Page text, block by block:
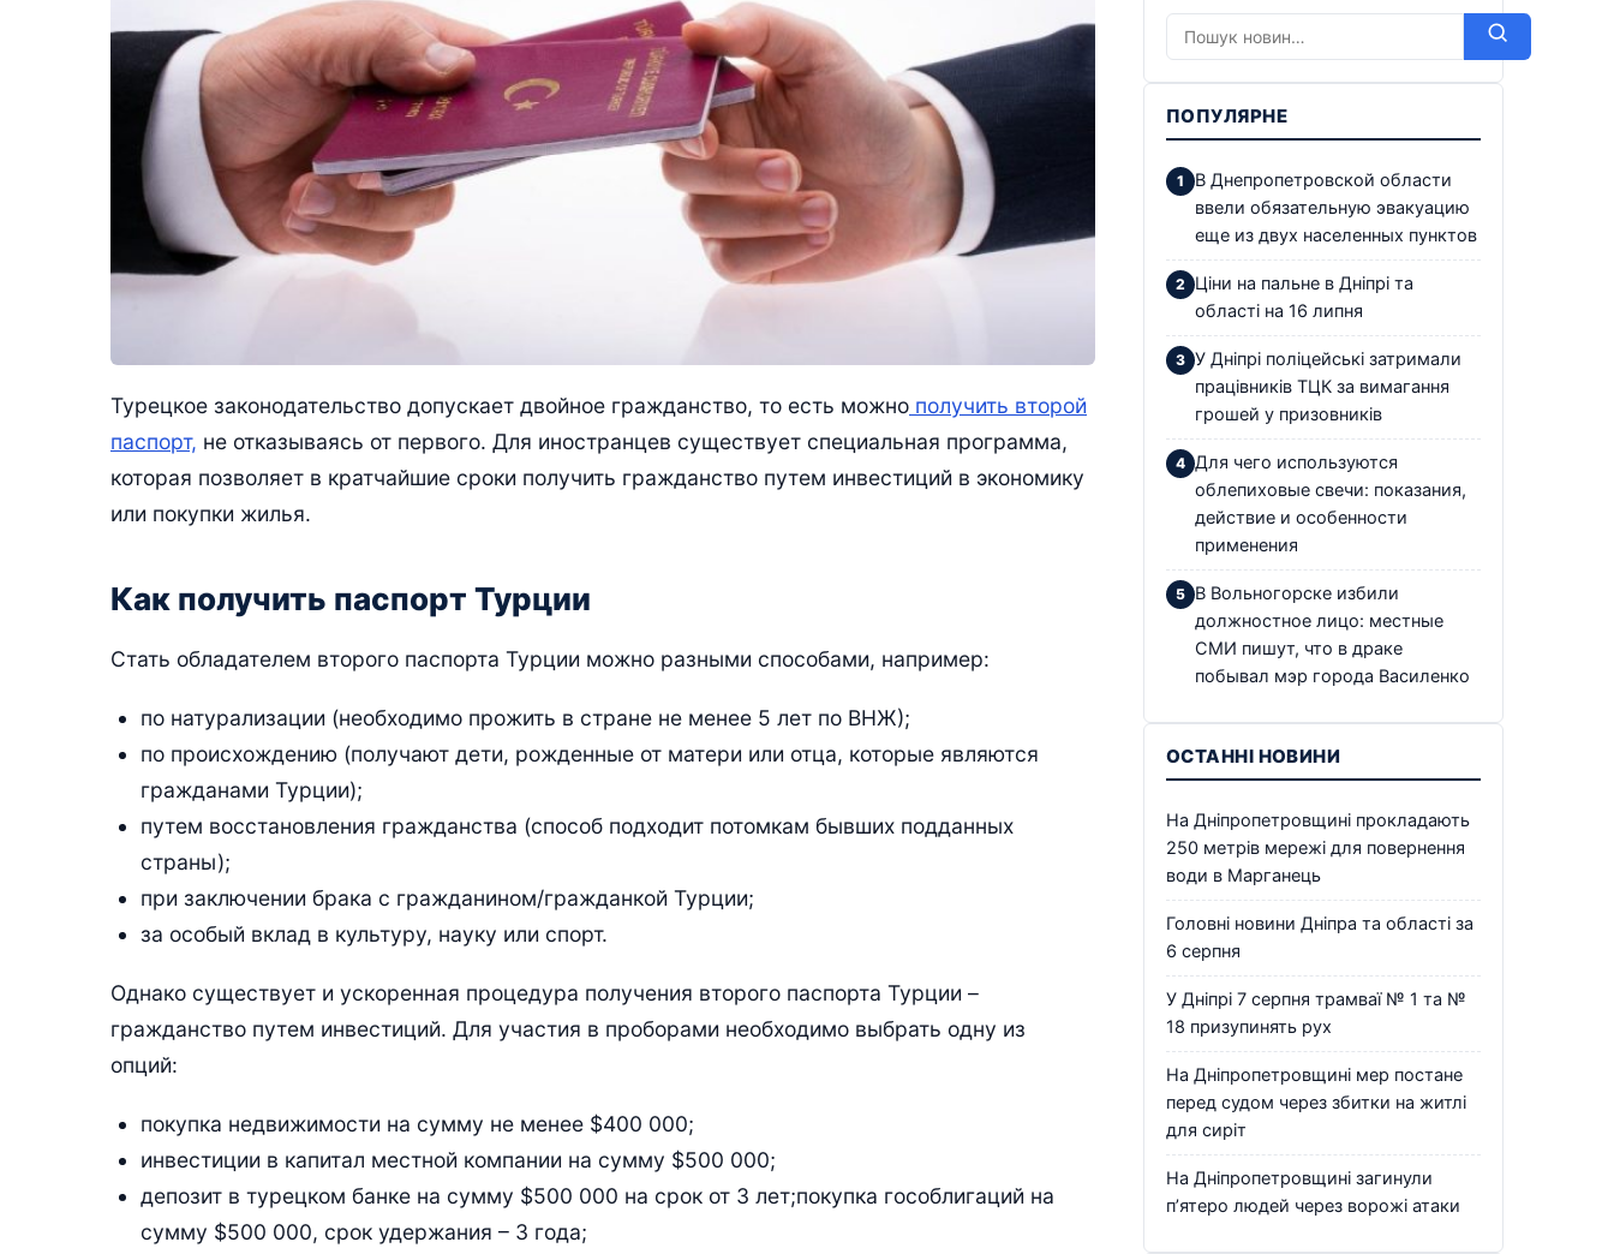
Турецкое законодательство допускает двойное гражданство, то есть можно получить второй
паспорт, не отказываясь от первого. Для иностранцев существует специальная программа,
которая позволяет в кратчайшие сроки получить гражданство путем инвестиций в экономику
или покупки жилья.
Как получить паспорт Турции
Стать обладателем второго паспорта Турции можно разными способами, например:
по натурализации (необходимо прожить в стране не менее 5 лет по ВНЖ);
по происхождению (получают дети, рожденные от матери или отца, которые являются
гражданами Турции);
путем восстановления гражданства (способ подходит потомкам бывших подданных
страны);
при заключении брака с гражданином/гражданкой Турции;
за особый вклад в культуру, науку или спорт.
Однако существует и ускоренная процедура получения второго паспорта Турции –
гражданство путем инвестиций. Для участия в проборами необходимо выбрать одну из
опций:
покупка недвижимости на сумму не менее $400 000;
инвестиции в капитал местной компании на сумму $500 000;
депозит в турецком банке на сумму $500 000 на срок от 3 лет;покупка гособлигаций на
сумму $500 000, срок удержания – 3 года;
ПОПУЛЯРНЕ
В Днепропетровской области
ввели обязательную эвакуацию
еще из двух населенных пунктов
Ціни на пальне в Дніпрі та
області на 16 липня
У Дніпрі поліцейські затримали
працівників ТЦК за вимагання
грошей у призовників
Для чего используются
облепиховые свечи: показания,
действие и особенности
применения
В Вольногорске избили
должностное лицо: местные
СМИ пишут, что в драке
побывал мэр города Василенко
ОСТАННІ НОВИНИ
На Дніпропетровщині прокладають
250 метрів мережі для повернення
води в Марганець
Головні новини Дніпра та області за
6 серпня
У Дніпрі 7 серпня трамваї № 1 та №
18 призупинять рух
На Дніпропетровщині мер постане
перед судом через збитки на житлі
для сиріт
На Дніпропетровщині загинули
п’ятеро людей через ворожі атаки